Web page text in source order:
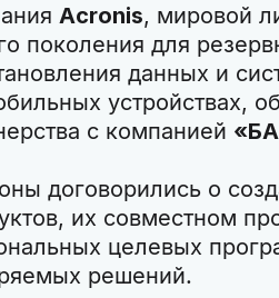
Acronis, мировой
поколения для
данных и
устройствах,
с компанией
договорились о
их совместном
целевых
решений.